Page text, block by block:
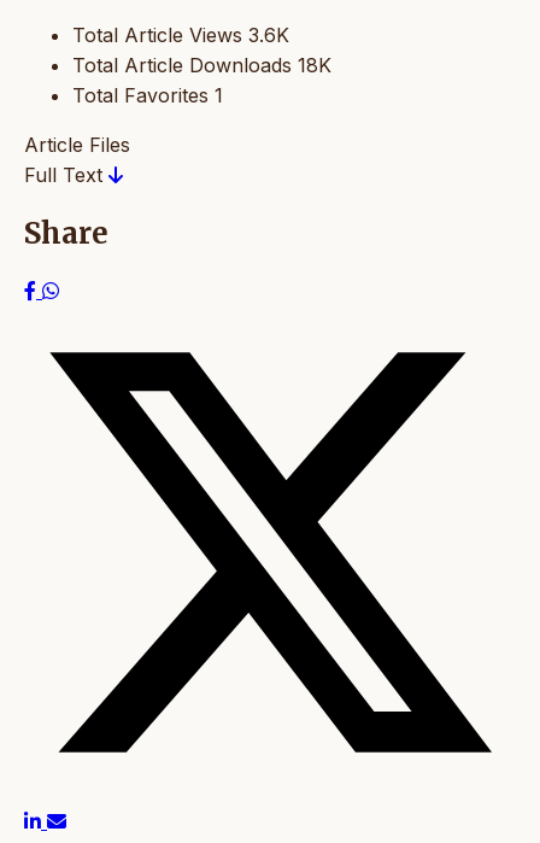
Total Article Views 3.6K
Total Article Downloads 18K
Total Favorites 1
Article Files
Full Text
Share